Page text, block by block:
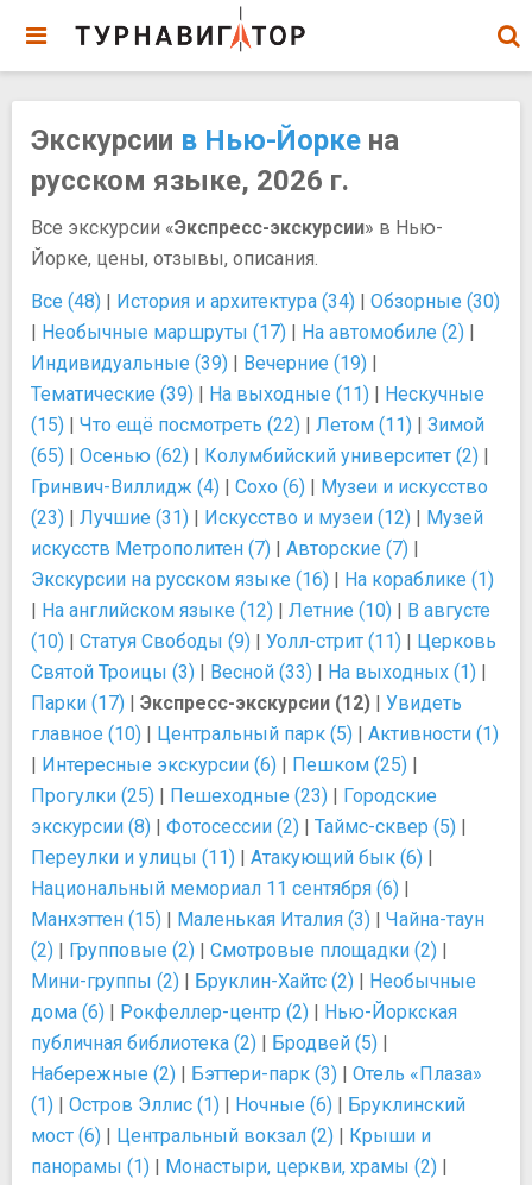
Экскурсии в Нью-Йорке на
русском языке, 2026 г.
Все экскурсии «Экспресс-экскурсии» в Нью-
Йорке, цены, отзывы, описания.
Все (48) | История и архитектура (34) | Обзорные (30)
| Необычные маршруты (17) | На автомобиле (2) |
Индивидуальные (39) | Вечерние (19) |
Тематические (39) | На выходные (11) | Нескучные
(15) | Что ещё посмотреть (22) | Летом (11) | Зимой
(65) | Осенью (62) | Колумбийский университет (2) |
Гринвич-Виллидж (4) | Сохо (6) | Музеи и искусство
(23) | Лучшие (31) | Искусство и музеи (12) | Музей
искусств Метрополитен (7) | Авторские (7) |
Экскурсии на русском языке (16) | На кораблике (1)
| На английском языке (12) | Летние (10) | В августе
(10) | Статуя Свободы (9) | Уолл-стрит (11) | Церковь
Cвятой Троицы (3) | Весной (33) | На выходных (1) |
Парки (17) | Экспресс-экскурсии (12) | Увидеть
главное (10) | Центральный парк (5) | Активности (1)
| Интересные экскурсии (6) | Пешком (25) |
Прогулки (25) | Пешеходные (23) | Городские
экскурсии (8) | Фотосессии (2) | Таймс-сквер (5) |
Переулки и улицы (11) | Атакующий бык (6) |
Национальный мемориал 11 сентября (6) |
Манхэттен (15) | Маленькая Италия (3) | Чайна-таун
(2) | Групповые (2) | Смотровые площадки (2) |
Мини-группы (2) | Бруклин-Хайтс (2) | Необычные
дома (6) | Рокфеллер-центр (2) | Нью-Йоркская
публичная библиотека (2) | Бродвей (5) |
Набережные (2) | Бэттери-парк (3) | Отель «Плаза»
(1) | Остров Эллис (1) | Ночные (6) | Бруклинский
мост (6) | Центральный вокзал (2) | Крыши и
панорамы (1) | Монастыри, церкви, храмы (2) |